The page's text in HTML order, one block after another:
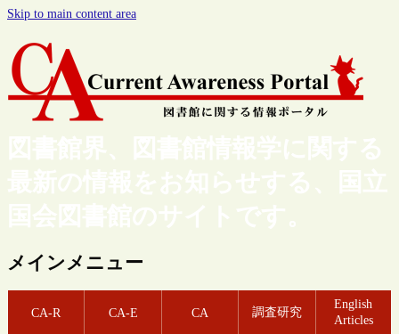
Skip to main content area
図書館界、図書館情報学に関する
最新の情報をお知らせする、国立
国会図書館のサイトです。
メインメニュー
CA-R CA-E CA 調査研究
English
Articles